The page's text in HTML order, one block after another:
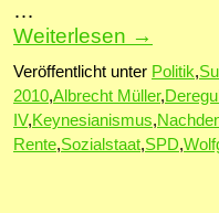
…
Weiterlesen →
Veröffentlicht unter Politik,
2010,Albrecht Müller,
IV,Keynesianismus,
Rente,Sozialstaat,SPD,